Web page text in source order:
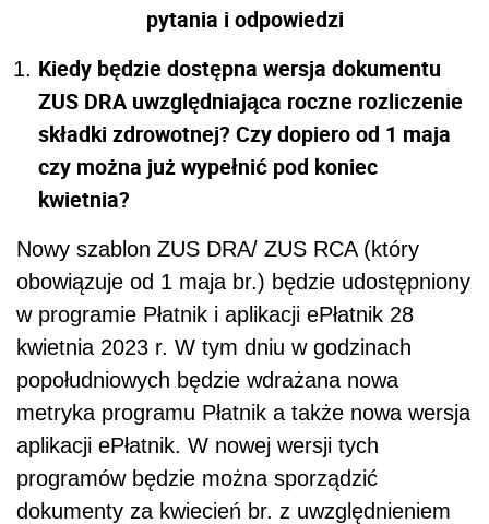
pytania i odpowiedzi
Kiedy będzie dostępna wersja dokumentu
ZUS DRA uwzględniająca roczne rozliczenie
składki zdrowotnej? Czy dopiero od 1 maja
czy można już wypełnić pod koniec
kwietnia?
Nowy szablon ZUS DRA/ ZUS RCA (który
obowiązuje od 1 maja br.) będzie udostępniony
w programie Płatnik i aplikacji ePłatnik 28
kwietnia 2023 r. W tym dniu w godzinach
popołudniowych będzie wdrażana nowa
metryka programu Płatnik a także nowa wersja
aplikacji ePłatnik. W nowej wersji tych
programów będzie można sporządzić
dokumenty za kwiecień br. z uwzględnieniem